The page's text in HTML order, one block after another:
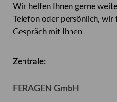
Wir helfen Ihnen gerne
Telefon oder persönlich, wir
Gespräch mit Ihnen.
Zentrale:
FERAGEN GmbH